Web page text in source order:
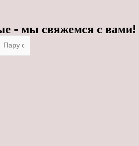
- мы свяжемся с вами!